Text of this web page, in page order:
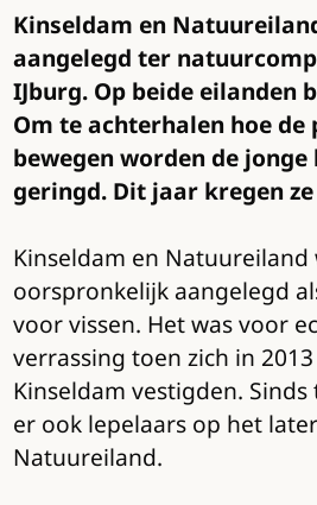
Kinseldam en
aangelegd ter
IJburg. Op beide eilanden
Om te achterhalen hoe de
bewegen worden de
geringd. Dit jaar kregen ze
Kinseldam en Natuureiland
oorspronkelijk aangelegd
voor vissen. Het was voor
verrassing toen zich in
Kinseldam vestigden.
er ook lepelaars op het
Natuureiland.